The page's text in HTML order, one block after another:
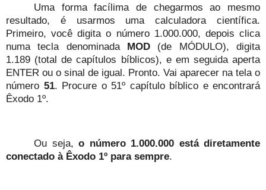
Uma forma facílima de chegarmos ao mesmo
resultado, é usarmos uma calculadora científica.
Primeiro, você digita o número 1.000.000, depois clica
numa tecla denominada MOD (de MÓDULO), digita
1.189 (total de capítulos bíblicos), e em seguida aperta
ENTER ou o sinal de igual. Pronto. Vai aparecer na tela o
número 51. Procure o 51º capítulo bíblico e encontrará
Êxodo 1º.
Ou seja,o número 1.000.000 está diretamente
conectado à Êxodo 1º para sempre.